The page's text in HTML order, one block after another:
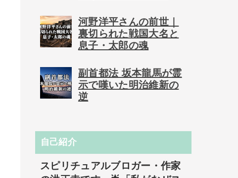
河野洋平さんの前世｜
裏切られた戦国大名と
息子・太郎の魂
副首都法 坂本龍馬が霊
示で嘆いた明治維新の
逆
自己紹介
スピリチュアルブロガー・作家